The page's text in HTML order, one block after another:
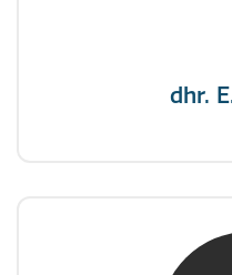
dhr.
mw. mr.